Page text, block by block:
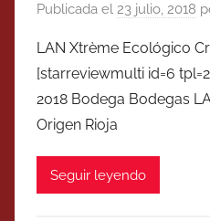
Publicada el 23 julio, 2018
LAN Xtrème Ecológico
[starreviewmulti id=6
2018 Bodega Bodegas
Origen Rioja
Seguir leyendo